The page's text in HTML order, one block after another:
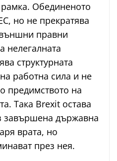
Обединеното
но не прекратява
правни
нелегалната
структурната
работна сила и не
предимството на
Така Brexit остава
завършена държавна
врата, но
през нея.